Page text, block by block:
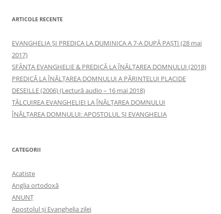
ARTICOLE RECENTE
EVANGHELIA ȘI PREDICA LA DUMINICA A 7-A DUPĂ PAȘTI (28 mai
2017)
SFÂNTA EVANGHELIE & PREDICĂ LA ÎNĂLŢAREA DOMNULUI (2018)
PREDICĂ LA ÎNĂLŢAREA DOMNULUI A PĂRINTELUI PLACIDE
DESEILLE (2006) (Lectură audio – 16 mai 2018)
TÂLCUIREA EVANGHELIEI LA ÎNĂLŢAREA DOMNULUI
ÎNĂLŢAREA DOMNULUI: APOSTOLUL ȘI EVANGHELIA
CATEGORII
Acatiste
Anglia ortodoxă
ANUNŢ
Apostolul şi Evanghelia zilei